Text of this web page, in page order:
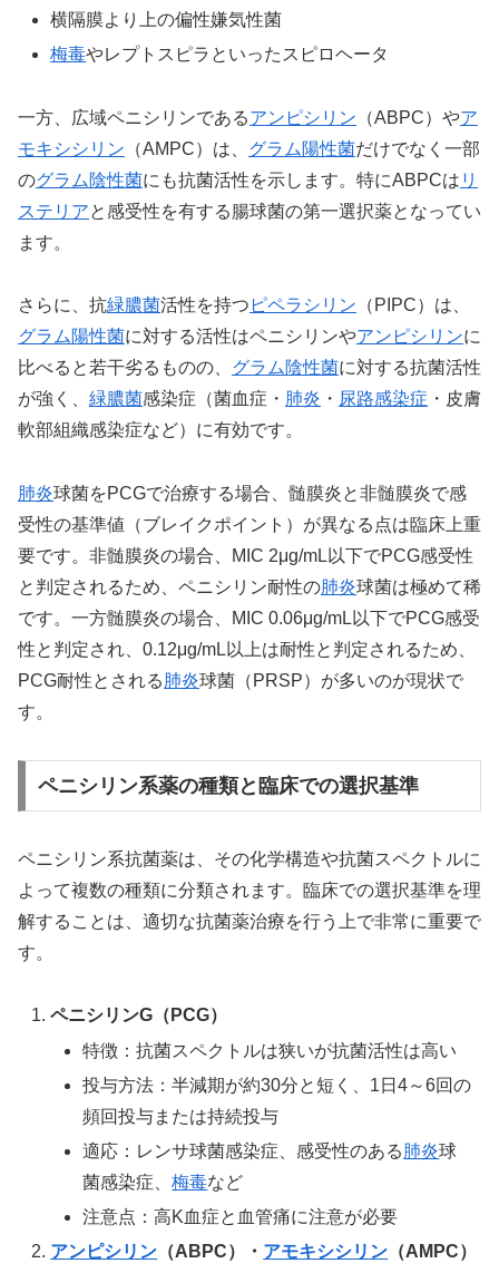
横隔膜より上の偏性嫌気性菌
梅毒やレプトスピラといったスピロヘータ
一方、広域ペニシリンであるアンピシリン （ABPC）やア
モキシシリン （AMPC）は、 グラム陽性菌だけでなく一部
のグラム陰性菌にも抗菌活性を示します。特にABPCは リ
ステリアと感受性を有する腸球菌の第一選択薬となってい
ます。
さらに、抗緑膿菌活性を持つ ピペラシリン （PIPC）は、
グラム陽性菌に対する活性はペニシリンやアンピシリンに
比べると若干劣るものの、 グラム陰性菌に対する抗菌活性
が強く、 緑膿菌感染症（菌血症・ 肺炎 ・ 尿路感染症 ・皮膚
軟部組織感染症など）に有効です。
肺炎球菌をPCGで治療する場合、髄膜炎と非髄膜炎で感
受性の基準値（ブレイクポイント）が異なる点は臨床上重
要です。非髄膜炎の場合、MIC 2μg/mL以下でPCG感受性
と判定されるため、ペニシリン耐性の肺炎球菌は極めて稀
です。一方髄膜炎の場合、MIC 0.06μg/mL以下でPCG感受
性と判定され、0.12μg/mL以上は耐性と判定されるため、
PCG耐性とされる肺炎球菌（PRSP）が多いのが現状で
す。
ペニシリン系薬の種類と臨床での選択基準
ペニシリン系抗菌薬は、その化学構造や抗菌スペクトルに
よって複数の種類に分類されます。臨床での選択基準を理
解することは、適切な抗菌薬治療を行う上で非常に重要で
す。
ペニシリンG（PCG）
特徴：抗菌スペクトルは狭いが抗菌活性は高い
投与方法：半減期が約30分と短く、1日4～6回の
頻回投与または持続投与
適応：レンサ球菌感染症、感受性のある肺炎球
菌感染症、梅毒など
注意点：高K血症と血管痛に注意が必要
アンピシリン （ABPC）・ アモキシシリン （AMPC）